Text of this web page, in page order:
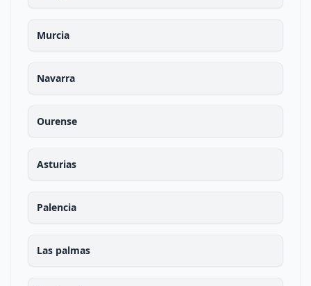
Murcia
Navarra
Ourense
Asturias
Palencia
Las palmas